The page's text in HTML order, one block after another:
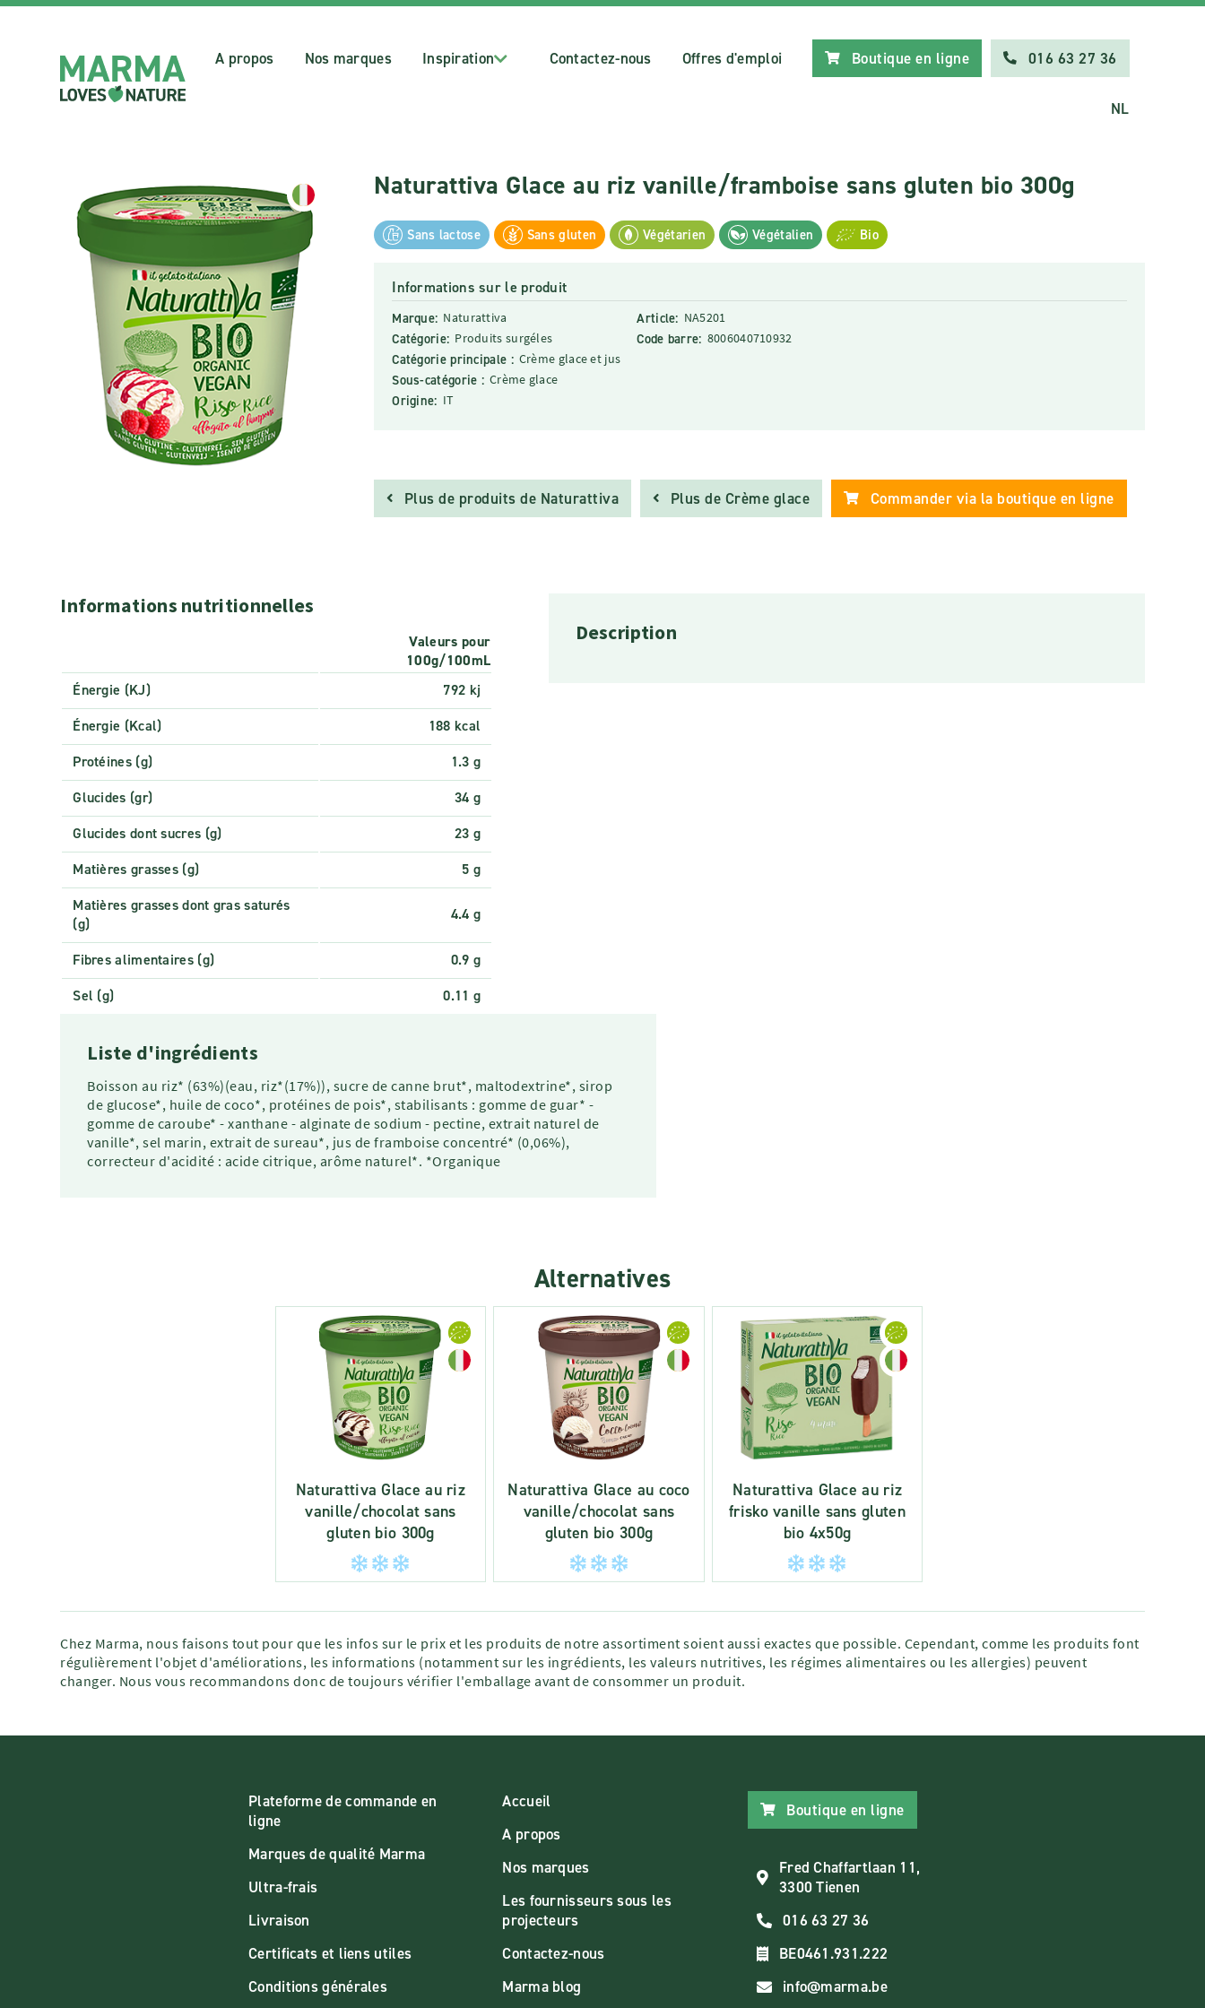
A propos Nos marques Inspiration Contactez-nous Offres d'emploi Boutique en ligne 016 63 27 36
NL
Naturattiva Glace au riz vanille/framboise sans gluten bio 300g
Sans lactose Sans gluten Végétarien Végétalien Bio
Informations sur le produit
Marque: Naturattiva
Catégorie: Produits surgéles
Catégorie principale : Crème glace et jus
Sous-catégorie : Crème glace
Origine: IT
Article: NA5201
Code barre: 8006040710932
Plus de produits de Naturattiva Plus de Crème glace Commander via la boutique en ligne
Informations nutritionnelles
Valeurs pour
100g/100mL
Énergie (KJ)
792 kj
Énergie (Kcal)
188 kcal
Protéines (g)
1.3 g
Glucides (gr)
34 g
Glucides dont sucres (g)
23 g
Matières grasses (g)
5 g
Matières grasses dont gras saturés
(g)
4.4 g
Fibres alimentaires (g)
0.9 g
Sel (g)
0.11 g
Description
Liste d'ingrédients
Boisson au riz* (63%)(eau, riz*(17%)), sucre de canne brut*, maltodextrine*, sirop
de glucose*, huile de coco*, protéines de pois*, stabilisants : gomme de guar* -
gomme de caroube* - xanthane - alginate de sodium - pectine, extrait naturel de
vanille*, sel marin, extrait de sureau*, jus de framboise concentré* (0,06%),
correcteur d'acidité : acide citrique, arôme naturel*. *Organique
Alternatives
Naturattiva Glace au riz
vanille/chocolat sans
gluten bio 300g
Naturattiva Glace au coco
vanille/chocolat sans
gluten bio 300g
Naturattiva Glace au riz
frisko vanille sans gluten
bio 4x50g
Chez Marma, nous faisons tout pour que les infos sur le prix et les produits de notre assortiment soient aussi exactes que possible. Cependant, comme les produits font
régulièrement l'objet d'améliorations, les informations (notamment sur les ingrédients, les valeurs nutritives, les régimes alimentaires ou les allergies) peuvent
changer. Nous vous recommandons donc de toujours vérifier l'emballage avant de consommer un produit.
Plateforme de commande en
ligne
Marques de qualité Marma
Ultra-frais
Livraison
Certificats et liens utiles
Conditions générales
Accueil
A propos
Nos marques
Les fournisseurs sous les
projecteurs
Contactez-nous
Marma blog
Boutique en ligne
Fred Chaffartlaan 11,
3300 Tienen
016 63 27 36
BE0461.931.222
info@marma.be